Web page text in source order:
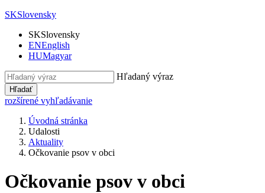
SKSlovensky
SKSlovensky
ENEnglish
HUMagyar
Hľadaný výraz
Hľadať
rozšírené vyhľadávanie
Úvodná stránka
Udalosti
Aktuality
Očkovanie psov v obci
Očkovanie psov v obci